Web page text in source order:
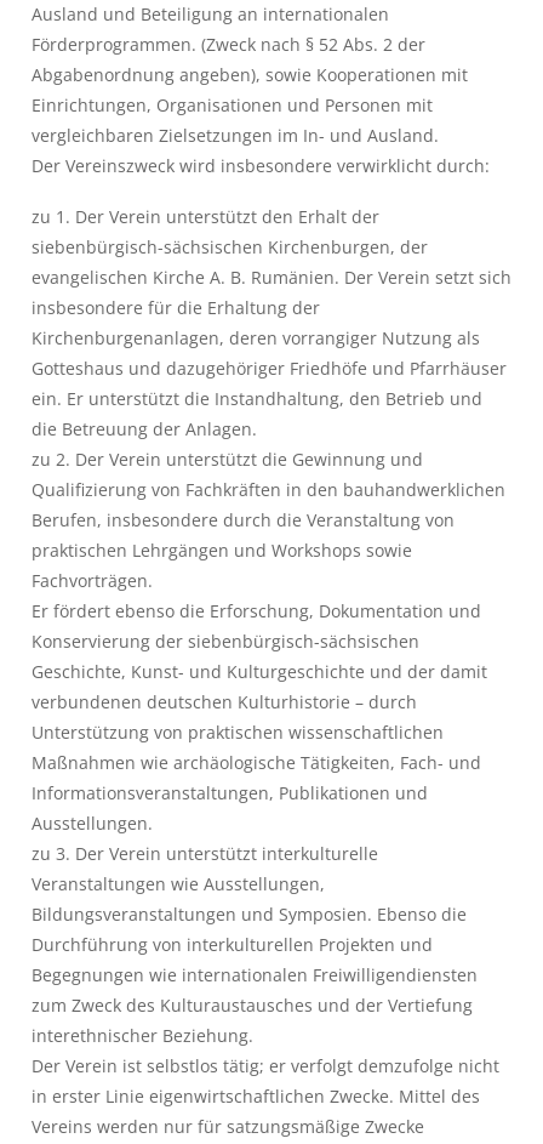
Ausland und Beteiligung an internationalen
Förderprogrammen. (Zweck nach § 52 Abs. 2 der
Abgabenordnung angeben), sowie Kooperationen mit
Einrichtungen, Organisationen und Personen mit
vergleichbaren Zielsetzungen im In- und Ausland.
Der Vereinszweck wird insbesondere verwirklicht durch:
zu 1. Der Verein unterstützt den Erhalt der
siebenbürgisch-sächsischen Kirchenburgen, der
evangelischen Kirche A. B. Rumänien. Der Verein setzt sich
insbesondere für die Erhaltung der
Kirchenburgenanlagen, deren vorrangiger Nutzung als
Gotteshaus und dazugehöriger Friedhöfe und Pfarrhäuser
ein. Er unterstützt die Instandhaltung, den Betrieb und
die Betreuung der Anlagen.
zu 2. Der Verein unterstützt die Gewinnung und
Qualifizierung von Fachkräften in den bauhandwerklichen
Berufen, insbesondere durch die Veranstaltung von
praktischen Lehrgängen und Workshops sowie
Fachvorträgen.
Er fördert ebenso die Erforschung, Dokumentation und
Konservierung der siebenbürgisch-sächsischen
Geschichte, Kunst- und Kulturgeschichte und der damit
verbundenen deutschen Kulturhistorie – durch
Unterstützung von praktischen wissenschaftlichen
Maßnahmen wie archäologische Tätigkeiten, Fach- und
Informationsveranstaltungen, Publikationen und
Ausstellungen.
zu 3. Der Verein unterstützt interkulturelle
Veranstaltungen wie Ausstellungen,
Bildungsveranstaltungen und Symposien. Ebenso die
Durchführung von interkulturellen Projekten und
Begegnungen wie internationalen Freiwilligendiensten
zum Zweck des Kulturaustausches und der Vertiefung
interethnischer Beziehung.
Der Verein ist selbstlos tätig; er verfolgt demzufolge nicht
in erster Linie eigenwirtschaftlichen Zwecke. Mittel des
Vereins werden nur für satzungsmäßige Zwecke